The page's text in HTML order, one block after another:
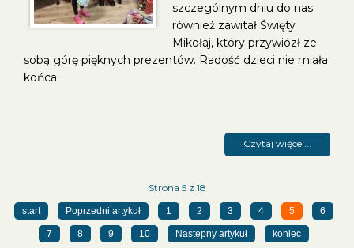
szczególnym dniu do nas
również zawitał Święty
Mikołaj, który przywiózł ze
sobą górę pięknych prezentów. Radość dzieci nie miała
końca.
Czytaj więcej...
Strona 5 z 18
start Poprzedni artykuł 1 2 3 4 5 6
7 8 9 10 Następny artykuł koniec